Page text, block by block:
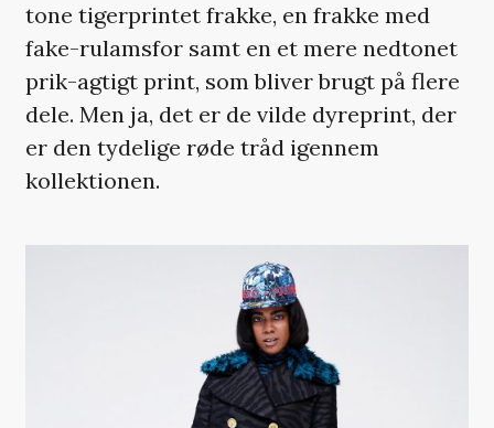
tone tigerprintet frakke, en frakke med
fake-rulamsfor samt en et mere nedtonet
prik-agtigt print, som bliver brugt på flere
dele. Men ja, det er de vilde dyreprint, der
er den tydelige røde tråd igennem
kollektionen.